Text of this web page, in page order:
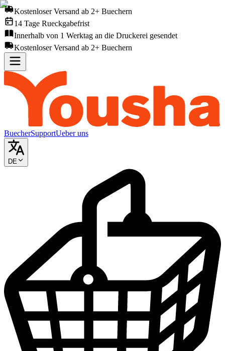
Kostenloser Versand ab 2+ Buechern
14 Tage Rueckgabefrist
Innerhalb von 1 Werktag an die Druckerei gesendet
Kostenloser Versand ab 2+ Buechern
BuecherSupportUeber uns
DE